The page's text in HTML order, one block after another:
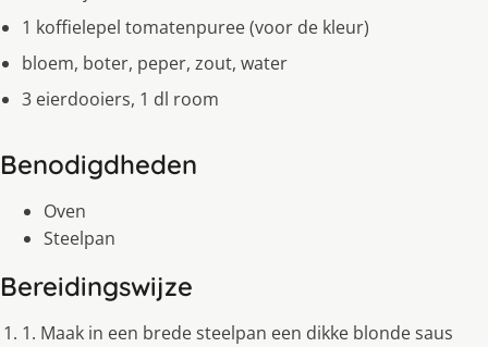
1 koffielepel tomatenpuree (voor de kleur)
bloem, boter, peper, zout, water
3 eierdooiers, 1 dl room
Benodigdheden
Oven
Steelpan
Bereidingswijze
1. Maak in een brede steelpan een dikke blonde saus